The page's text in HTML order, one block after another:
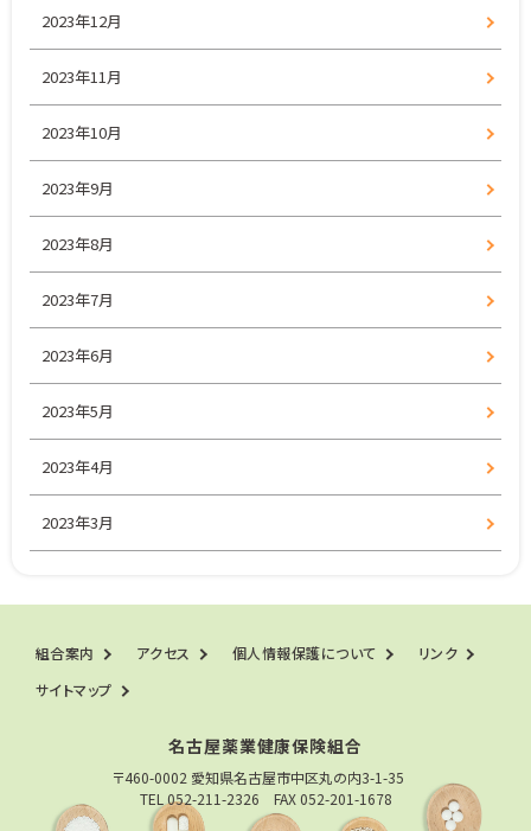
2023年12月
2023年11月
2023年10月
2023年9月
2023年8月
2023年7月
2023年6月
2023年5月
2023年4月
2023年3月
組合案内 アクセス 個人情報保護について
リンク
サイトマップ
名古屋薬業健康保険組合
〒460-0002 愛知県名古屋市中区丸の内3-1-35
TEL 052-211-2326 FAX 052-201-1678